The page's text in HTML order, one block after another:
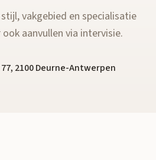
vakgebied en specialisatie
aanvullen via intervisie.
2100 Deurne-Antwerpen